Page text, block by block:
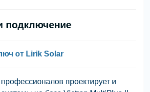
подключение
от Lirik Solar
проектирует и